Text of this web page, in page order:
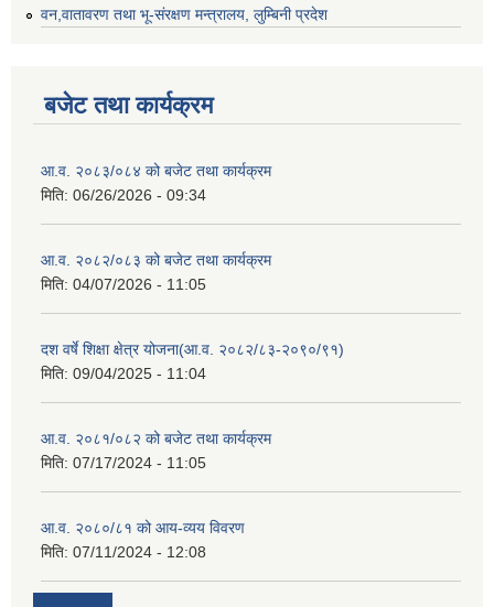
वन,वातावरण तथा भू-संरक्षण मन्त्रालय, लुम्बिनी प्रदेश
बजेट तथा कार्यक्रम
आ.व. २०८३/०८४ को बजेट तथा कार्यक्रम
मिति: 06/26/2026 - 09:34
आ.व. २०८२/०८३ को बजेट तथा कार्यक्रम
मिति: 04/07/2026 - 11:05
दश वर्षे शिक्षा क्षेत्र योजना(आ.व. २०८२/८३-२०९०/९१)
मिति: 09/04/2025 - 11:04
आ.व. २०८१/०८२ को बजेट तथा कार्यक्रम
मिति: 07/17/2024 - 11:05
आ.व. २०८०/८१ को आय-व्यय विवरण
मिति: 07/11/2024 - 12:08